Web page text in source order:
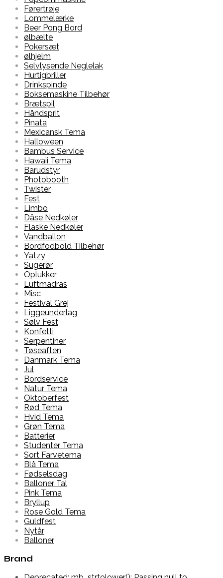
Førertrøje
Lommelærke
Beer Pong Bord
ølbælte
Pokersæt
ølhjelm
Selvlysende Neglelak
Hurtigbriller
Drinkspinde
Boksemaskine Tilbehør
Brætspil
Håndsprit
Pinata
Mexicansk Tema
Halloween
Bambus Service
Hawaii Tema
Barudstyr
Photobooth
Twister
Fest
Limbo
Dåse Nedkøler
Flaske Nedkøler
Vandballon
Bordfodbold Tilbehør
Yatzy
Sugerør
Oplukker
Luftmadras
Misc
Festival Grej
Liggeunderlag
Sølv Fest
Konfetti
Serpentiner
Tøseaften
Danmark Tema
Jul
Bordservice
Natur Tema
Oktoberfest
Rød Tema
Hvid Tema
Grøn Tema
Batterier
Studenter Tema
Sort Farvetema
Blå Tema
Fødselsdag
Balloner Tal
Pink Tema
Bryllup
Rose Gold Tema
Guldfest
Nytår
Balloner
Brand